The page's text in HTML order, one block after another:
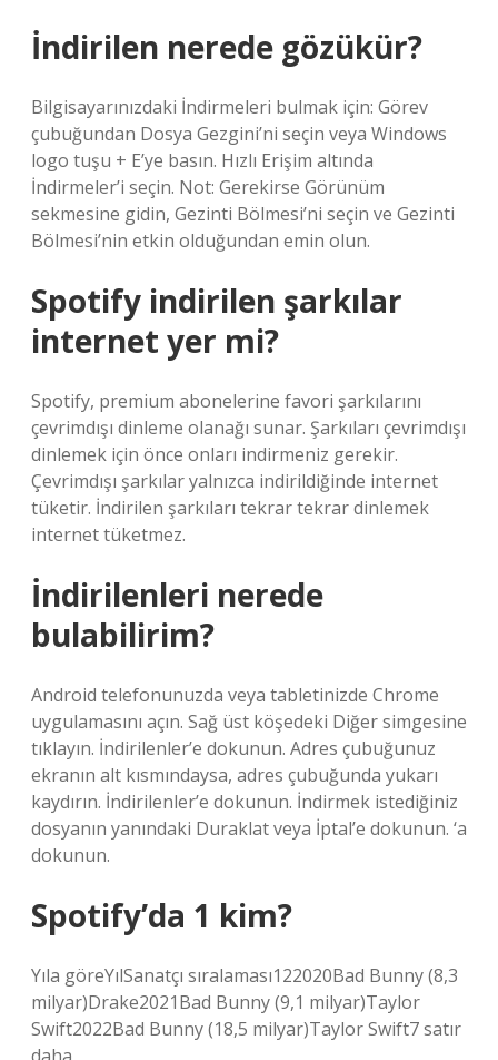
İndirilen nerede gözükür?
Bilgisayarınızdaki İndirmeleri bulmak için: Görev
çubuğundan Dosya Gezgini’ni seçin veya Windows
logo tuşu + E’ye basın. Hızlı Erişim altında
İndirmeler’i seçin. Not: Gerekirse Görünüm
sekmesine gidin, Gezinti Bölmesi’ni seçin ve Gezinti
Bölmesi’nin etkin olduğundan emin olun.
Spotify indirilen şarkılar
internet yer mi?
Spotify, premium abonelerine favori şarkılarını
çevrimdışı dinleme olanağı sunar. Şarkıları çevrimdışı
dinlemek için önce onları indirmeniz gerekir.
Çevrimdışı şarkılar yalnızca indirildiğinde internet
tüketir. İndirilen şarkıları tekrar tekrar dinlemek
internet tüketmez.
İndirilenleri nerede
bulabilirim?
Android telefonunuzda veya tabletinizde Chrome
uygulamasını açın. Sağ üst köşedeki Diğer simgesine
tıklayın. İndirilenler’e dokunun. Adres çubuğunuz
ekranın alt kısmındaysa, adres çubuğunda yukarı
kaydırın. İndirilenler’e dokunun. İndirmek istediğiniz
dosyanın yanındaki Duraklat veya İptal’e dokunun. ‘a
dokunun.
Spotify’da 1 kim?
Yıla göreYılSanatçı sıralaması122020Bad Bunny (8,3
milyar)Drake2021Bad Bunny (9,1 milyar)Taylor
Swift2022Bad Bunny (18,5 milyar)Taylor Swift7 satır